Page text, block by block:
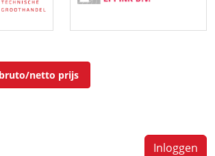
netto prijs
Inloggen